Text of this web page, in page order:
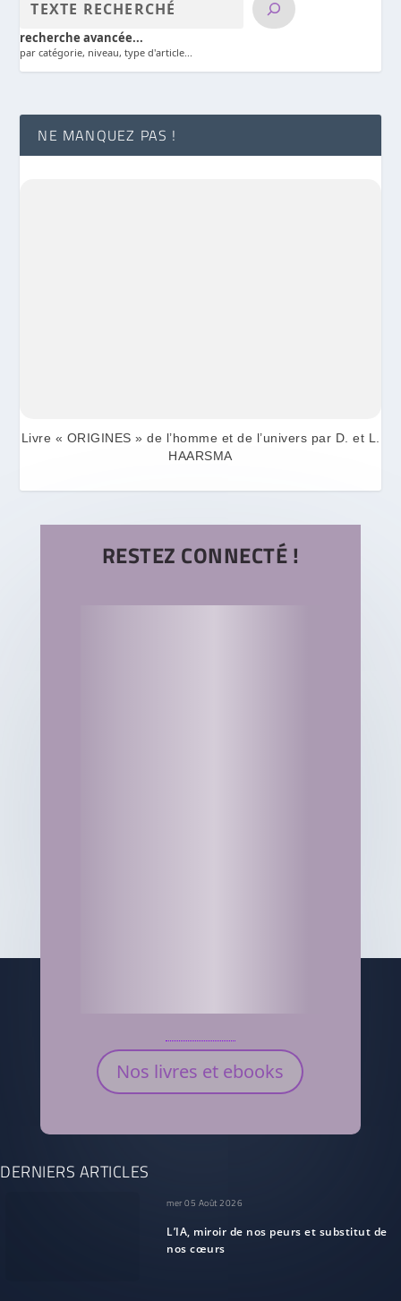
recherche avancée...
par catégorie, niveau, type d'article...
NE MANQUEZ PAS !
Livre « ORIGINES » de l’homme et de l’univers par D. et L.
HAARSMA
RESTEZ CONNECTÉ !
Nos livres et ebooks
DERNIERS ARTICLES
mer 05 Août 2026
L’IA, miroir de nos peurs et substitut de
nos cœurs